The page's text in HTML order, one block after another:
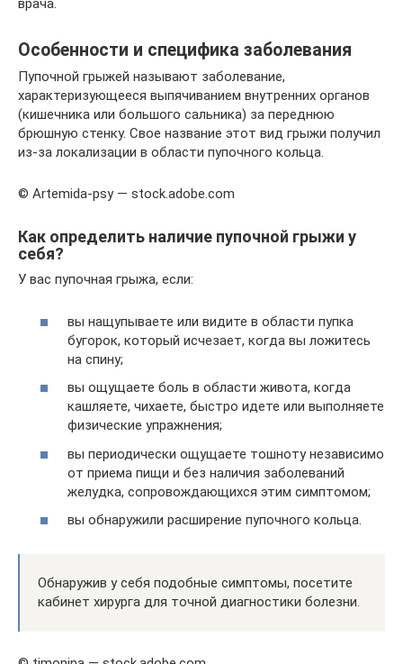
врача.
Особенности и специфика заболевания
Пупочной грыжей называют заболевание,
характеризующееся выпячиванием внутренних органов
(кишечника или большого сальника) за переднюю
брюшную стенку. Свое название этот вид грыжи получил
из-за локализации в области пупочного кольца.
© Artemida-psy — stock.adobe.com
Как определить наличие пупочной грыжи у
себя?
У вас пупочная грыжа, если:
вы нащупываете или видите в области пупка
бугорок, который исчезает, когда вы ложитесь
на спину;
вы ощущаете боль в области живота, когда
кашляете, чихаете, быстро идете или выполняете
физические упражнения;
вы периодически ощущаете тошноту независимо
от приема пищи и без наличия заболеваний
желудка, сопровождающихся этим симптомом;
вы обнаружили расширение пупочного кольца.
Обнаружив у себя подобные симптомы, посетите
кабинет хирурга для точной диагностики болезни.